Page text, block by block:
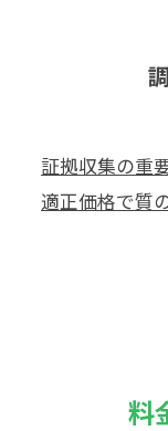
証拠収集の重
適正価格で質
料